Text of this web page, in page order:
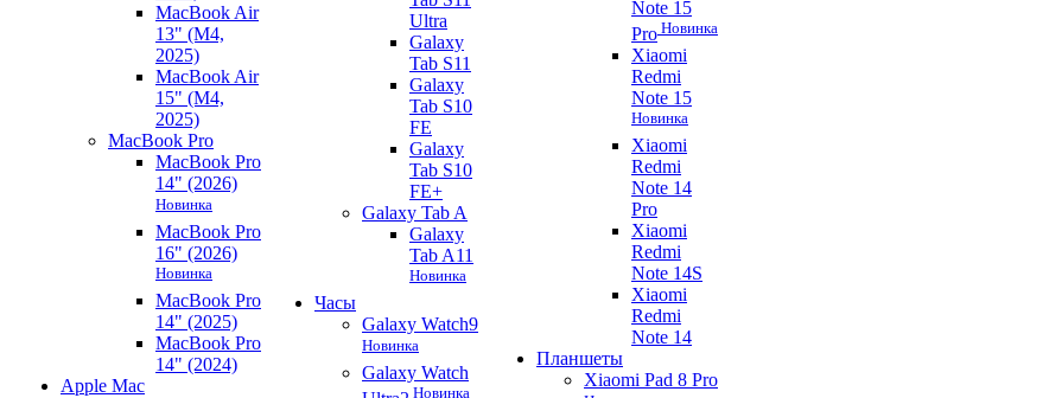
MacBook Air
13" (M4,
2025)
MacBook Air
15" (M4,
2025)
MacBook Pro
MacBook Pro
14" (2026)
Новинка
MacBook Pro
16" (2026)
Новинка
MacBook Pro
14" (2025)
MacBook Pro
14" (2024)
Apple Mac
Ultra
Galaxy
Tab S11
Galaxy
Tab S10
FE
Galaxy
Tab S10
FE+
Galaxy Tab A
Galaxy
Tab A11
Новинка
Часы
Galaxy Watch9
Новинка
Galaxy Watch
Новинка
Note 15
Pro Новинка
Xiaomi
Redmi
Note 15
Новинка
Xiaomi
Redmi
Note 14
Pro
Xiaomi
Redmi
Note 14S
Xiaomi
Redmi
Note 14
Планшеты
Xiaomi Pad 8 Pro